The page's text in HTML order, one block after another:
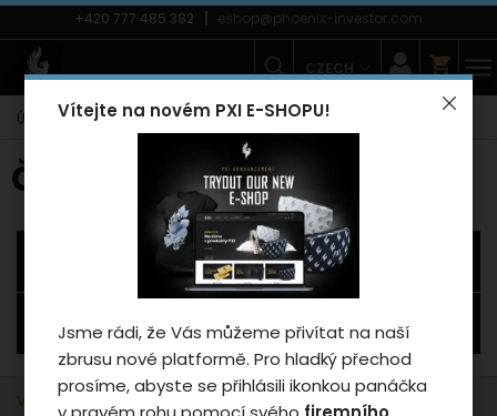
Vítejte na novém PXI E-SHOPU!
Jsme rádi, že Vás můžeme přivítat na naší
zbrusu nové platformě. Pro hladký přechod
prosíme, abyste se přihlásili ikonkou panáčka
+420 777 485 382 eshop@phoenix-investor.com
CZECH
Úvodní strana E-shop Čajový set PXI
Čajový set PXI
výchozí
Všechny kategorie
Filtrace
Záleží nám na vašem
soukromí
Cookies používáme proto, abychom
dáte souhlas, tak mimo jiné i proto
abychom vylepšili obsah stránek podle
vašich preferencí. Tlačítkem „Souhlasit